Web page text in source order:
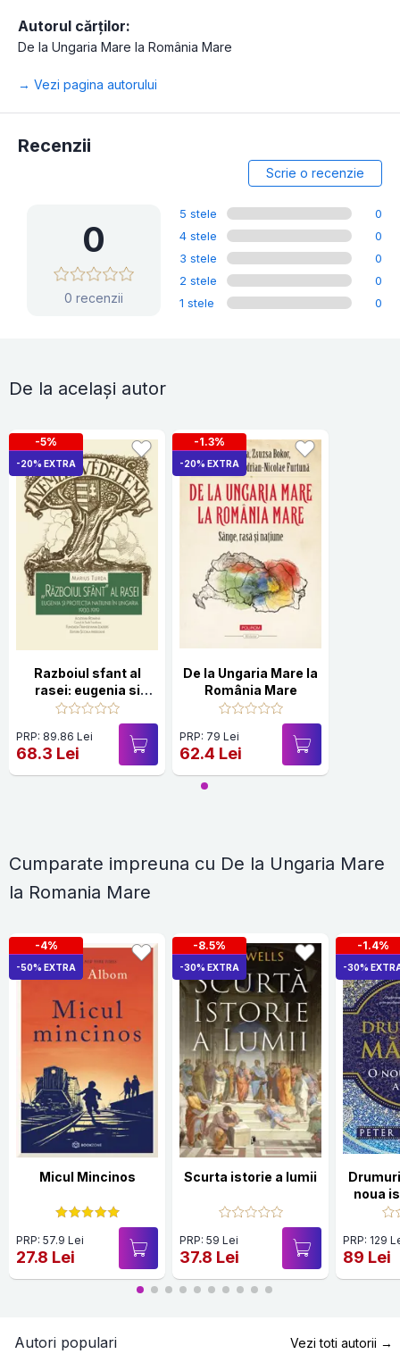
Autorul cărților:
De la Ungaria Mare la România Mare
→ Vezi pagina autorului
Recenzii
Scrie o recenzie
0
0 recenzii
5 stele
0
4 stele
0
3 stele
0
2 stele
0
1 stele
0
De la același autor
-5%
-20% EXTRA
Razboiul sfant al
rasei: eugenia si
protectia natiunii in
Ungaria 1900-1919
PRP: 89.86 Lei
68.3 Lei
-1.3%
-20% EXTRA
De la Ungaria Mare la
România Mare
PRP: 79 Lei
62.4 Lei
Cumparate impreuna cu De la Ungaria Mare
la Romania Mare
-4%
-50% EXTRA
Micul Mincinos
PRP: 57.9 Lei
27.8 Lei
-8.5%
-30% EXTRA
Scurta istorie a lumii
PRP: 59 Lei
37.8 Lei
-1.4%
-30%
noua
PRP: 129
89 Lei
Autori populari Vezi toti autorii →